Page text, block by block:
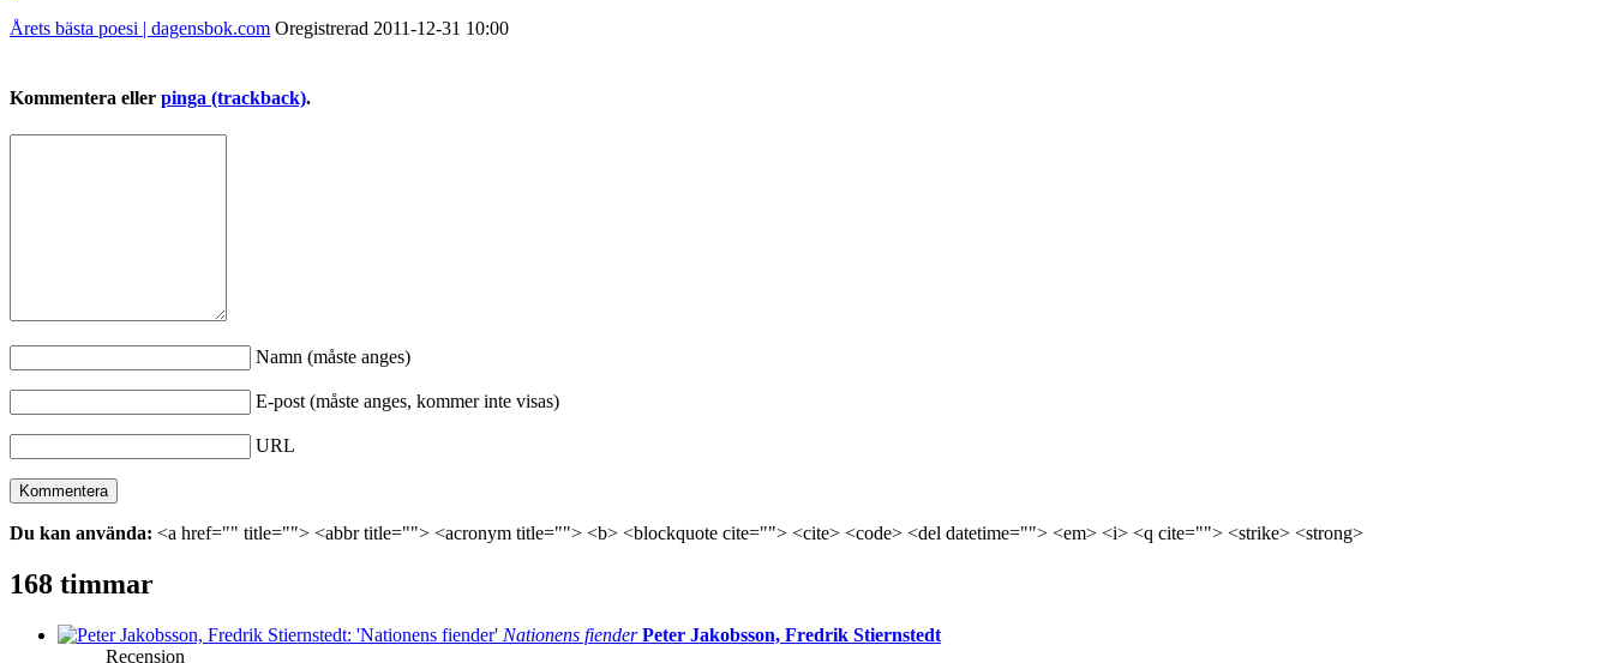
Årets bästa poesi | dagensbok.com Oregistrerad 2011-12-31 10:00
Kommentera eller pinga (trackback).
Namn (måste anges)
E-post (måste anges, kommer inte visas)
URL
Du kan använda: <a href="" title=""> <abbr title=""> <acronym title=""> <b> <blockquote cite=""> <cite> <code> <del datetime=""> <em> <i> <q cite=""> <strike> <strong>
168 timmar
Nationens fiender Peter Jakobsson, Fredrik Stiernstedt
Recension